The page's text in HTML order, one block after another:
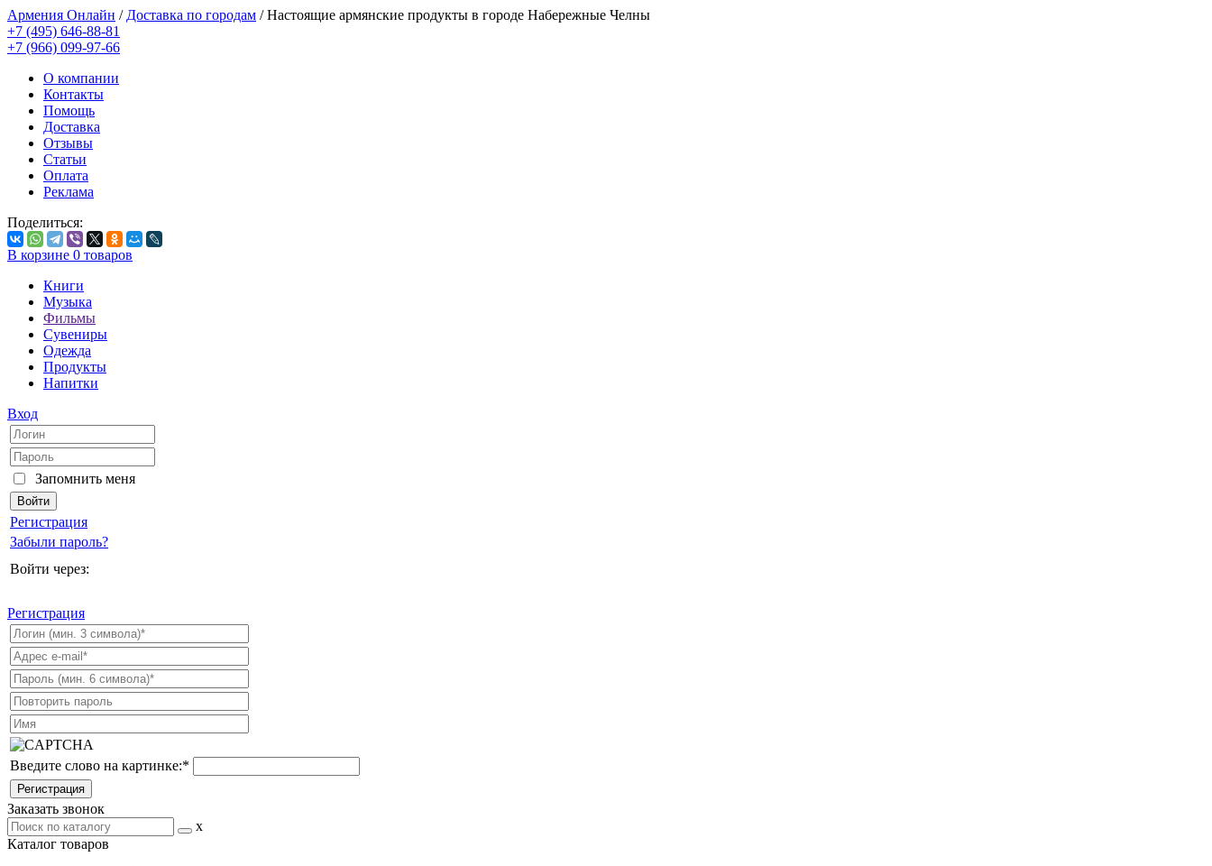
Армения Онлайн / Доставка по городам /Настоящие армянские продукты в городе Набережные Челны
+7 (495) 646-88-81
+7 (966) 099-97-66
О компании
Контакты
Помощь
Доставка
Отзывы
Статьи
Оплата
Реклама
Поделиться:
В корзине 0 товаров
Книги
Музыка
Фильмы
Сувениры
Одежда
Продукты
Напитки
Вход
Запомнить меня
Регистрация
Забыли пароль?
Войти через:
Регистрация
Введите слово на картинке:*
Заказать звонок
x
Каталог товаров